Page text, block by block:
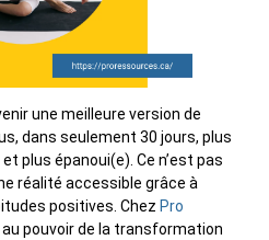
une meilleure version de
dans seulement 30 jours, plus
plus épanoui(e). Ce n’est pas
réalité accessible grâce à
positives. Chez Pro
pouvoir de la transformation